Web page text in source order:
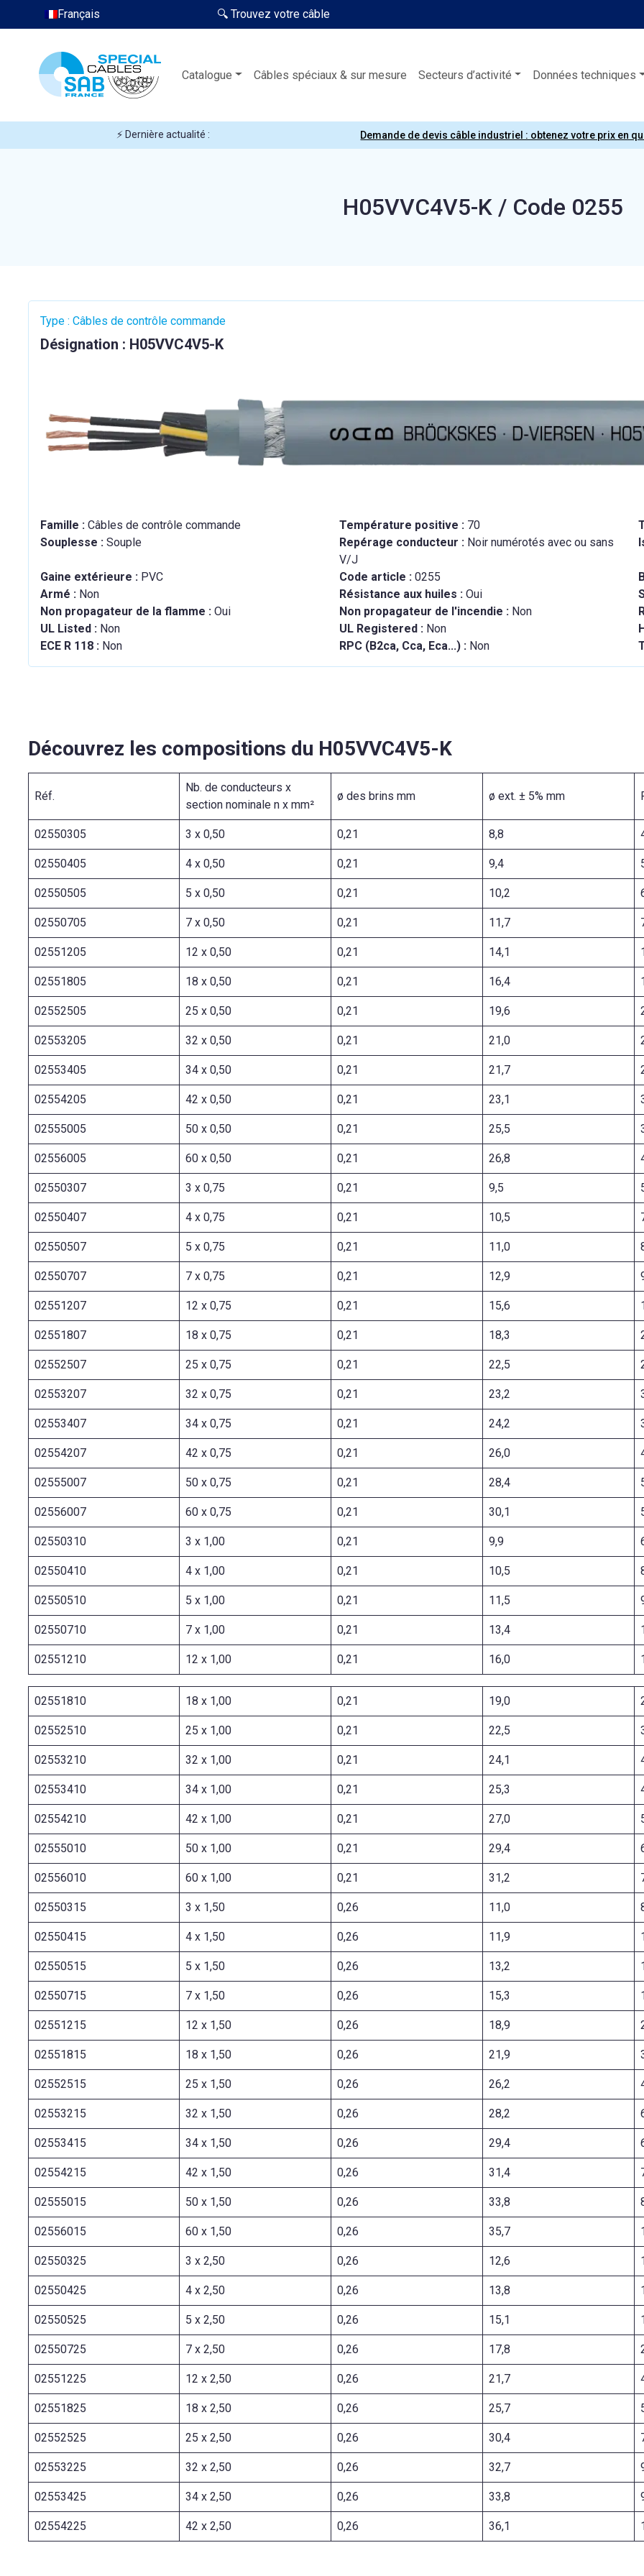
🔍 Trouvez votre câble
Français
Catalogue Câbles spéciaux & sur mesure Secteurs d’activité Données techniques
⚡ Dernière actualité : Demande de devis câble industriel : obtenez votre prix en
H05VVC4V5-K / Code 0255
Type : Câbles de contrôle commande
Désignation : H05VVC4V5-K
Famille : Câbles de contrôle commande Température positive : 70
Souplesse : Souple Repérage conducteur : Noir numérotés avec ou sans
V/J
Gaine extérieure : PVC Code article : 0255
Armé : Non Résistance aux huiles : Oui
Non propagateur de la flamme : Oui Non propagateur de l'incendie : Non
UL Listed : Non UL Registered : Non
ECE R 118 : Non RPC (B2ca, Cca, Eca...) : Non
Découvrez les compositions du H05VVC4V5-K
Réf.
Nb. de conducteurs x
section nominale n x mm²
ø des brins mm ø ext. ± 5% mm
02550305 3 x 0,50 0,21 8,8
02550405 4 x 0,50 0,21 9,4
02550505 5 x 0,50 0,21 10,2
02550705 7 x 0,50 0,21 11,7
02551205 12 x 0,50 0,21 14,1
02551805 18 x 0,50 0,21 16,4
02552505 25 x 0,50 0,21 19,6
02553205 32 x 0,50 0,21 21,0
02553405 34 x 0,50 0,21 21,7
02554205 42 x 0,50 0,21 23,1
02555005 50 x 0,50 0,21 25,5
02556005 60 x 0,50 0,21 26,8
02550307 3 x 0,75 0,21 9,5
02550407 4 x 0,75 0,21 10,5
02550507 5 x 0,75 0,21 11,0
02550707 7 x 0,75 0,21 12,9
02551207 12 x 0,75 0,21 15,6
02551807 18 x 0,75 0,21 18,3
02552507 25 x 0,75 0,21 22,5
02553207 32 x 0,75 0,21 23,2
02553407 34 x 0,75 0,21 24,2
02554207 42 x 0,75 0,21 26,0
02555007 50 x 0,75 0,21 28,4
02556007 60 x 0,75 0,21 30,1
02550310 3 x 1,00 0,21 9,9
02550410 4 x 1,00 0,21 10,5
02550510 5 x 1,00 0,21 11,5
02550710 7 x 1,00 0,21 13,4
02551210 12 x 1,00 0,21 16,0
02551810 18 x 1,00 0,21 19,0
02552510 25 x 1,00 0,21 22,5
02553210 32 x 1,00 0,21 24,1
02553410 34 x 1,00 0,21 25,3
02554210 42 x 1,00 0,21 27,0
02555010 50 x 1,00 0,21 29,4
02556010 60 x 1,00 0,21 31,2
02550315 3 x 1,50 0,26 11,0
02550415 4 x 1,50 0,26 11,9
02550515 5 x 1,50 0,26 13,2
02550715 7 x 1,50 0,26 15,3
02551215 12 x 1,50 0,26 18,9
02551815 18 x 1,50 0,26 21,9
02552515 25 x 1,50 0,26 26,2
02553215 32 x 1,50 0,26 28,2
02553415 34 x 1,50 0,26 29,4
02554215 42 x 1,50 0,26 31,4
02555015 50 x 1,50 0,26 33,8
02556015 60 x 1,50 0,26 35,7
02550325 3 x 2,50 0,26 12,6
02550425 4 x 2,50 0,26 13,8
02550525 5 x 2,50 0,26 15,1
02550725 7 x 2,50 0,26 17,8
02551225 12 x 2,50 0,26 21,7
02551825 18 x 2,50 0,26 25,7
02552525 25 x 2,50 0,26 30,4
02553225 32 x 2,50 0,26 32,7
02553425 34 x 2,50 0,26 33,8
02554225 42 x 2,50 0,26 36,1